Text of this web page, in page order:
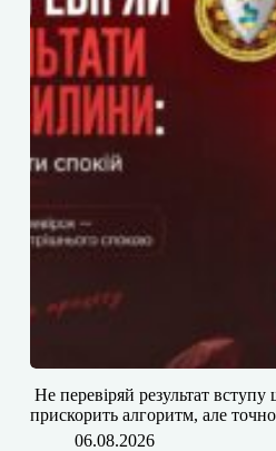
Не перевіряй результат
прискорить алгоритм, але
06.08.2026